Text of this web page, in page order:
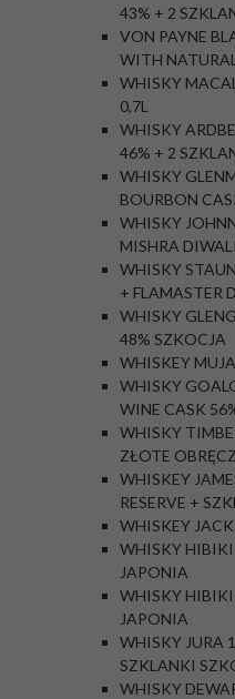
43% + 2
VON PAYNE
WITH
WHISKY
0,7L
WHISKY
46% + 2
WHISKY
BOURBON
WHISKY
MISHRA
WHISKY
+ FLAMASTER
WHISKY
48% SZKOCJA
WHISKEY
WHISKY
WINE CASK
WHISKY
ZŁOTE
WHISKEY
RESERVE +
WHISKEY
WHISKY HIBIKI
JAPONIA
WHISKY HIBIKI
JAPONIA
WHISKY JURA
SZKLANKI
WHISKY